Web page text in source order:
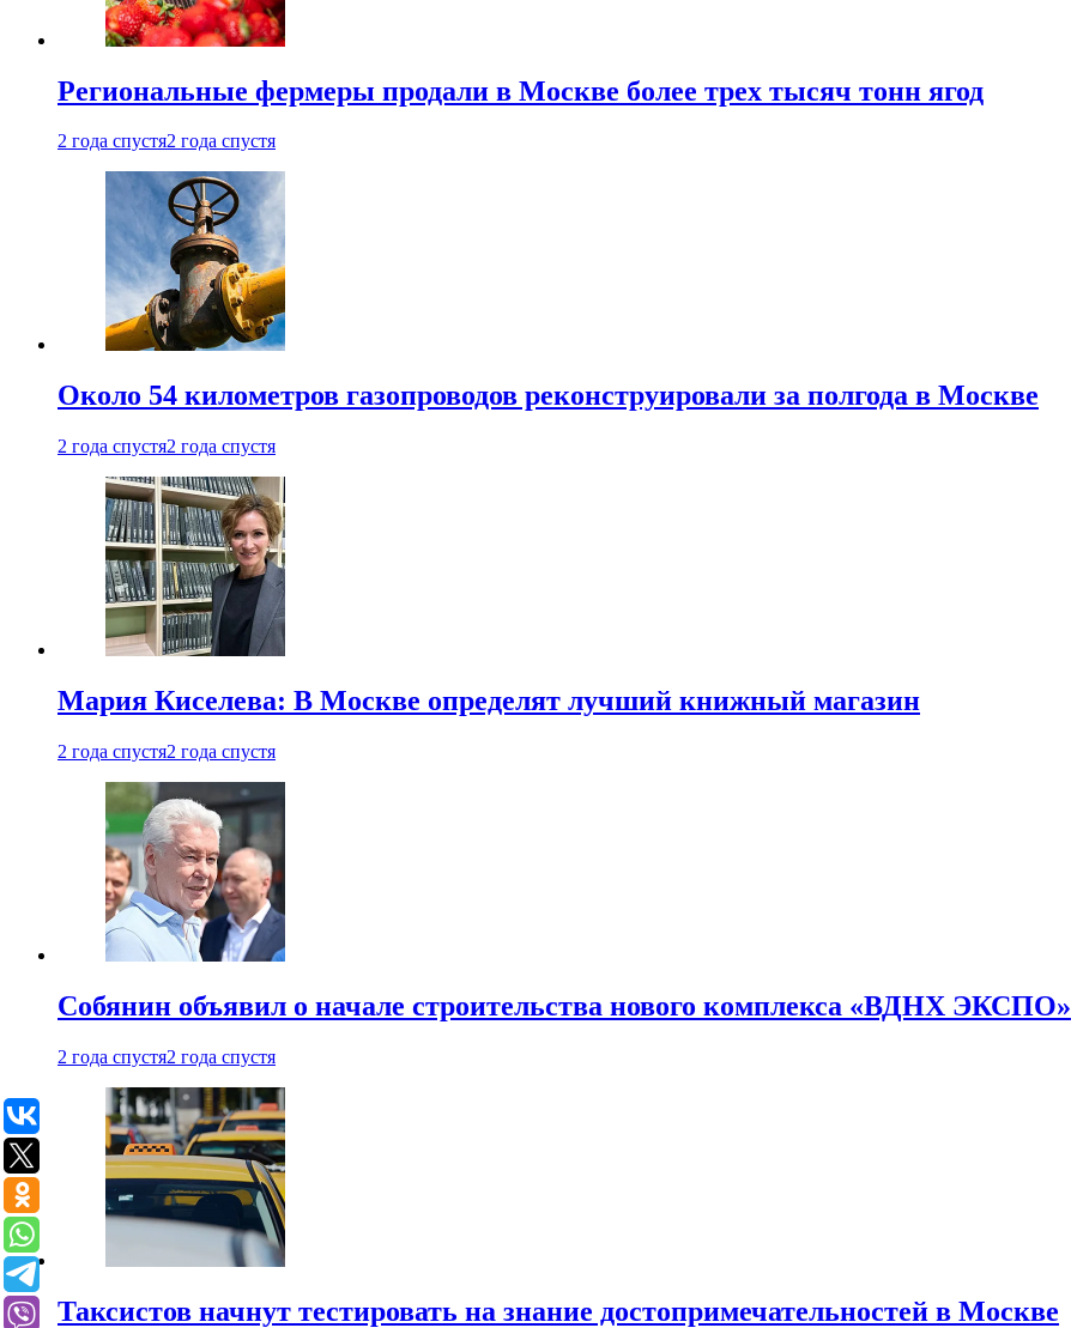
Региональные фермеры продали в Москве более трех тысяч тонн ягод
2 года спустя2 года спустя
Около 54 километров газопроводов реконструировали за полгода в Москве
2 года спустя2 года спустя
Мария Киселева: В Москве определят лучший книжный магазин
2 года спустя2 года спустя
Собянин объявил о начале строительства нового комплекса «ВДНХ ЭКСПО»
2 года спустя2 года спустя
Таксистов начнут тестировать на знание достопримечательностей в Москве